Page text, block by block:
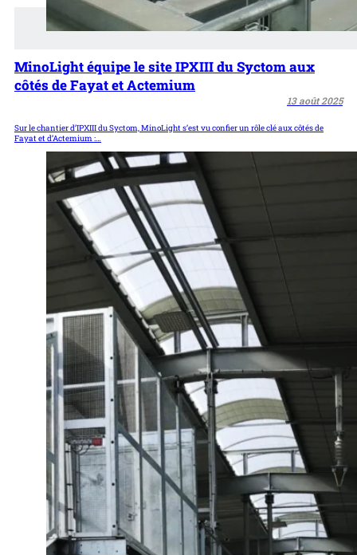
MinoLight équipe le site IPXIII du Syctom aux
côtés de Fayat et Actemium
13 août 2025
Sur le chantier d’IPXIII du Syctom, MinoLight s’est vu confier un rôle clé aux côtés de
Fayat et d’Actemium :…